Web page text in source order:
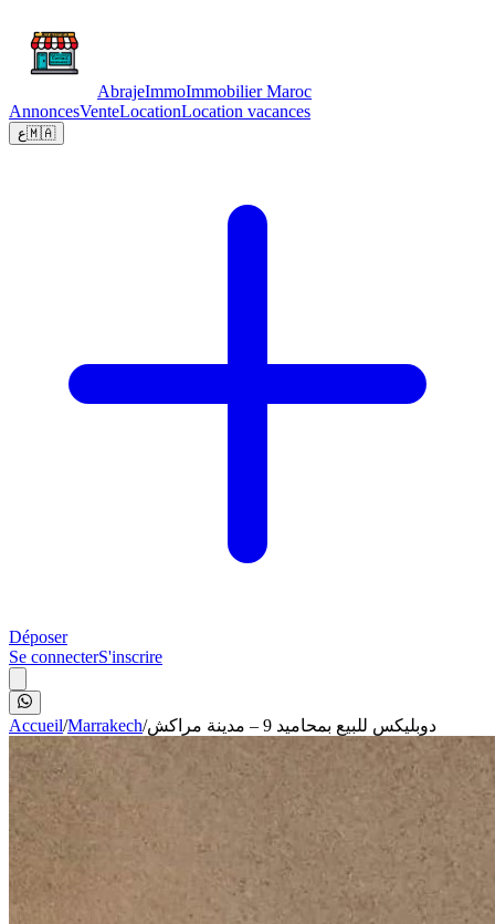
AbrajeImmoImmobilier Maroc
AnnoncesVenteLocationLocation vacances
ع🇲🇦
Déposer
Se connecterS'inscrire
Accueil/Marrakech/ دوبليكس للبيع بمحاميد 9 – مدينة مراكش